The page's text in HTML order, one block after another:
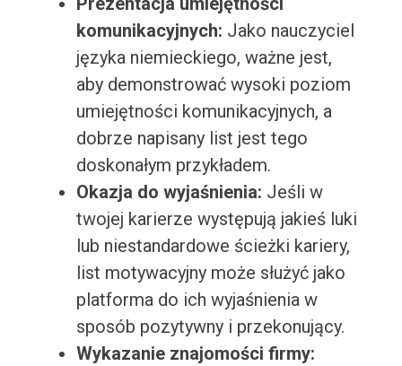
komunikacyjnych: Jako nauczyciel
języka niemieckiego, ważne jest,
aby demonstrować wysoki poziom
umiejętności komunikacyjnych, a
dobrze napisany list jest tego
doskonałym przykładem.
Okazja do wyjaśnienia: Jeśli w
twojej karierze występują jakieś luki
lub niestandardowe ścieżki kariery,
list motywacyjny może służyć jako
platforma do ich wyjaśnienia w
sposób pozytywny i przekonujący.
Wykazanie znajomości firmy: